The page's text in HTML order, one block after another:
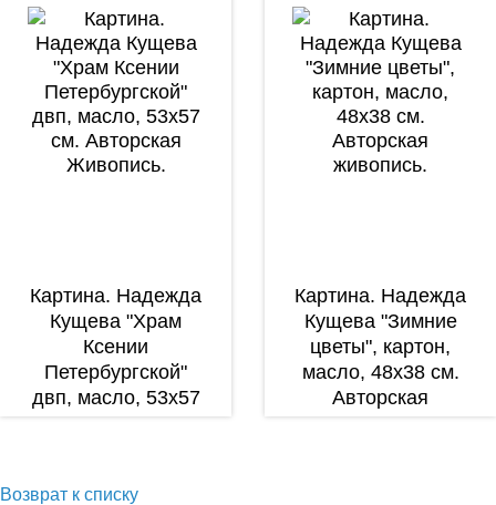
Картина. Надежда
Кущева "Храм
Ксении
Петербургской"
двп, масло, 53х57
Картина. Надежда
Кущева "Зимние
цветы", картон,
масло, 48х38 см.
Авторская
Возврат к списку